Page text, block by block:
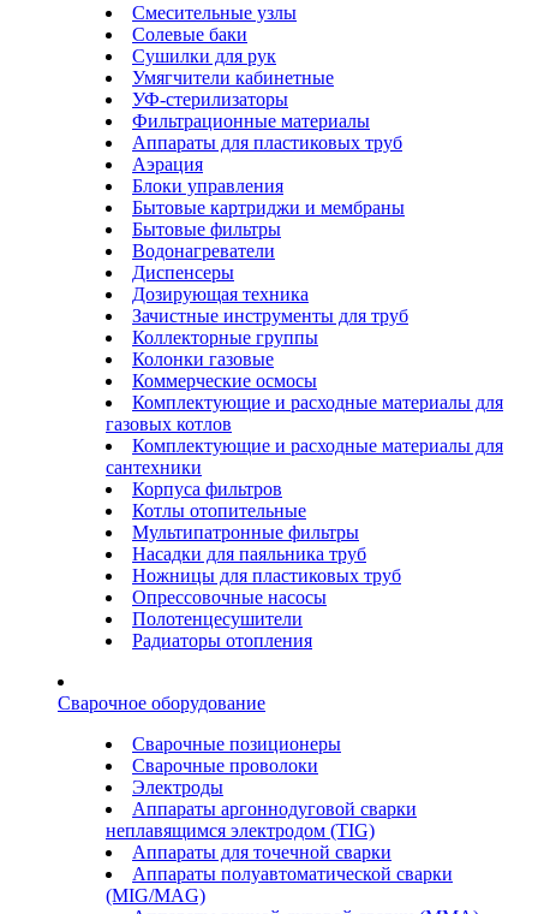
Смесительные узлы
Солевые баки
Сушилки для рук
Умягчители кабинетные
УФ-стерилизаторы
Фильтрационные материалы
Аппараты для пластиковых труб
Аэрация
Блоки управления
Бытовые картриджи и мембраны
Бытовые фильтры
Водонагреватели
Диспенсеры
Дозирующая техника
Зачистные инструменты для труб
Коллекторные группы
Колонки газовые
Коммерческие осмосы
Комплектующие и расходные материалы для
газовых котлов
Комплектующие и расходные материалы для
сантехники
Корпуса фильтров
Котлы отопительные
Мультипатронные фильтры
Насадки для паяльника труб
Ножницы для пластиковых труб
Опрессовочные насосы
Полотенцесушители
Радиаторы отопления
Сварочное оборудование
Сварочные позиционеры
Сварочные проволоки
Электроды
Аппараты аргоннодуговой сварки
неплавящимся электродом (TIG)
Аппараты для точечной сварки
Аппараты полуавтоматической сварки
(MIG/MAG)